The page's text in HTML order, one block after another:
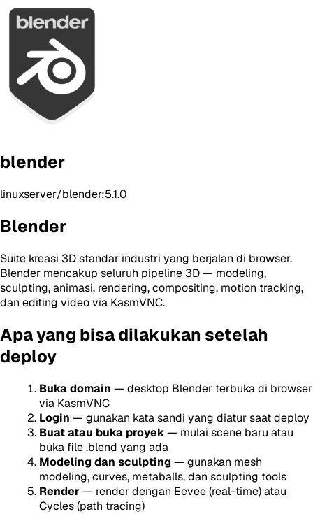
blender
linuxserver/blender:5.1.0
Blender
Suite kreasi 3D standar industri yang berjalan di browser.
Blender mencakup seluruh pipeline 3D — modeling,
sculpting, animasi, rendering, compositing, motion tracking,
dan editing video via KasmVNC.
Apa yang bisa dilakukan setelah
deploy
Buka domain — desktop Blender terbuka di browser
via KasmVNC
Login — gunakan kata sandi yang diatur saat deploy
Buat atau buka proyek— mulai scene baru atau
buka file .blend yang ada
Modeling dan sculpting— gunakan mesh
modeling, curves, metaballs, dan sculpting tools
Render— render dengan Eevee (real-time) atau
Cycles (path tracing)